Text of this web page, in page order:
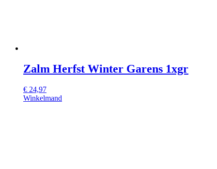
Zalm Herfst Winter Garens 1xgr
€ 24,97
Winkelmand